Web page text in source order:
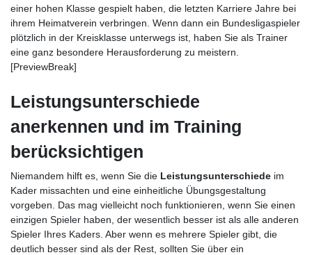
einer hohen Klasse gespielt haben, die letzten Karriere Jahre bei
ihrem Heimatverein verbringen. Wenn dann ein Bundesligaspieler
plötzlich in der Kreisklasse unterwegs ist, haben Sie als Trainer
eine ganz besondere Herausforderung zu meistern.
[PreviewBreak]
Leistungsunterschiede
anerkennen und im Training
berücksichtigen
Niemandem hilft es, wenn Sie die Leistungsunterschiede im
Kader missachten und eine einheitliche Übungsgestaltung
vorgeben. Das mag vielleicht noch funktionieren, wenn Sie einen
einzigen Spieler haben, der wesentlich besser ist als alle anderen
Spieler Ihres Kaders. Aber wenn es mehrere Spieler gibt, die
deutlich besser sind als der Rest, sollten Sie über ein